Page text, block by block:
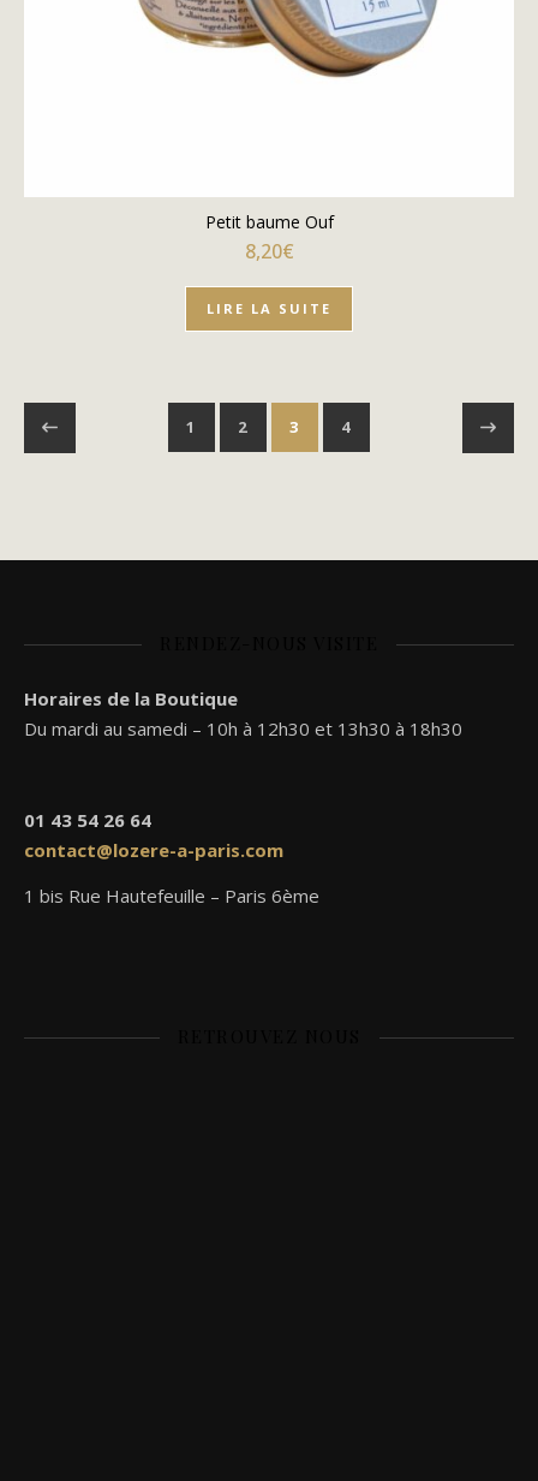
Petit baume Ouf
8,20€
LIRE LA SUITE
1 2 3 4
Horaires de la Boutique
Du mardi au samedi – 10h à 12h30 et 13h30 à 18h30
01 43 54 26 64
contact@lozere-a-paris.com
1 bis Rue Hautefeuille – Paris 6ème